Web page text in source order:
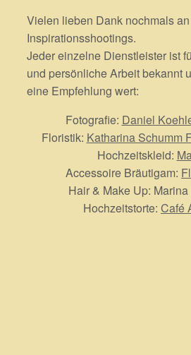
Vielen lieben Dank nochmals
Inspirationsshootings.
Jeder einzelne Dienstleister ist
und persönliche Arbeit bekannt
eine Empfehlung wert:
Fotografie: Daniel
Floristik: Katharina Schumm
Hochzeitskleid:
Accessoire Bräutigam:
Hair & Make Up:
Hochzeitstorte: Café